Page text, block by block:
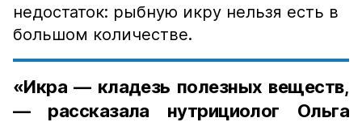
недостаток: рыбную икру нельзя есть в
большом количестве.
«Икра — кладезь полезных веществ,
— рассказала нутрициолог Ольга